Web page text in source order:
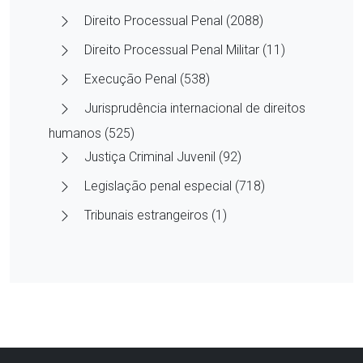
Direito Processual Penal (2088)
Direito Processual Penal Militar (11)
Execução Penal (538)
Jurisprudência internacional de direitos
humanos (525)
Justiça Criminal Juvenil (92)
Legislação penal especial (718)
Tribunais estrangeiros (1)